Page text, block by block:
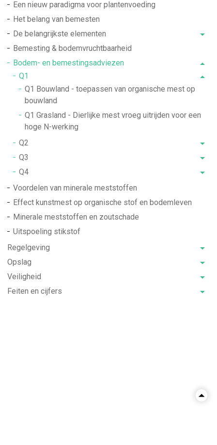
Een nieuw paradigma voor plantenvoeding
Het belang van bemesten
De belangrijkste elementen
Bemesting & bodemvruchtbaarheid
Bodem- en bemestingsadviezen
Q1
Q1 Bouwland - toepassen van organische mest op
bouwland
Q1 Grasland - Dierlijke mest vroeg uitrijden voor een
hoge N-werking
Q2
Q3
Q4
Voordelen van minerale meststoffen
Effect kunstmest op organische stof en bodemleven
Minerale meststoffen en zoutschade
Uitspoeling stikstof
Regelgeving
Opslag
Veiligheid
Feiten en cijfers